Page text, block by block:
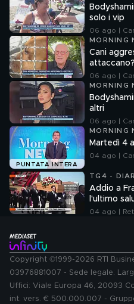
solo i vip
06 ago |
MORNING
Cani
attaccano?
06 ago |
MORNING
altri
06 ago |
PUNTATA INTERA
MORNING
Martedì 4
04 ago |
TG4 -
Addio a
l'ultimo
04 ago |
Copyright ©1999-2026 RTI
03976881007 - Sede legale:
Uffici: Viale Europa 46, 20093
int. vers. € 500.000.007 -